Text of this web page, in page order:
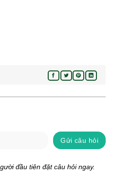
Gửi câu hỏi
đầu tiên đặt câu hỏi ngay.